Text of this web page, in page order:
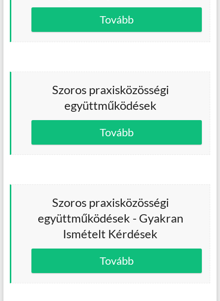
Tovább
Szoros praxisközösségi
együttműködések
Tovább
Szoros praxisközösségi
együttműködések - Gyakran
Ismételt Kérdések
Tovább